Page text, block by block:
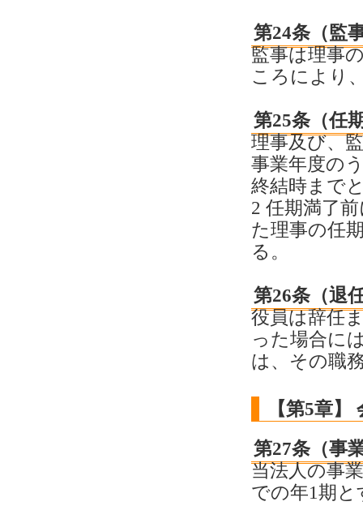
第24条（監
監事は理事
ころにより
第25条（任
理事及び、
事業年度の
終結時まで
2 任期満了
た理事の任
る。
第26条（退
役員は辞任
った場合に
は、その職
【第5章】
第27条（事
当法人の事
での年1期と